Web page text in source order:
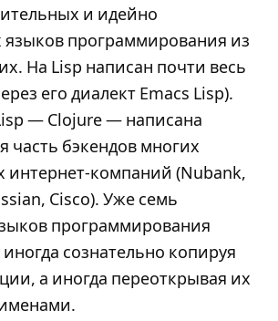
и идейно
программирования из
На Lisp написан почти весь
его диалект Emacs Lisp).
— Clojure — написана
часть бэкендов многих
интернет-компаний (Nubank,
Cisco). Уже семь
программирования
иногда сознательно копируя
а иногда переоткрывая их